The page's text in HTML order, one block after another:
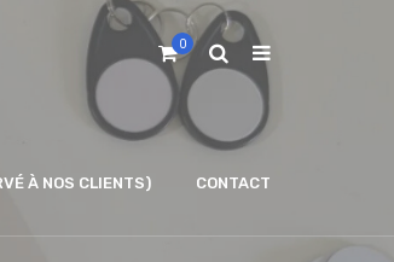
0
À NOS CLIENTS) CONTACT